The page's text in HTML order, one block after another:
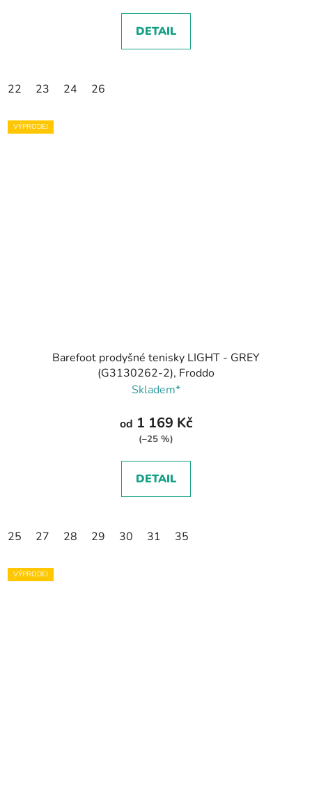
DETAIL
22 23 24 26
VÝPRODEJ
Barefoot prodyšné tenisky LIGHT - GREY
(G3130262-2), Froddo
Skladem*
od 1 169 Kč
(–25 %)
DETAIL
25 27 28 29 30 31 35
VÝPRODEJ